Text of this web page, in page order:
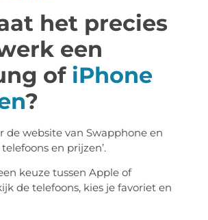
het precies
een
of iPhone
?
de website van Swapphone en
en prijzen’.
keuze tussen Apple of
de telefoons, kies je favoriet en